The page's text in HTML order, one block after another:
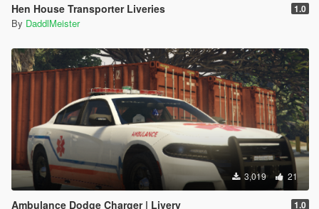
Hen House Transporter Liveries 1.0
By DaddlMeister
3,019 21
Ambulance Dodge Charger | Livery 1.0